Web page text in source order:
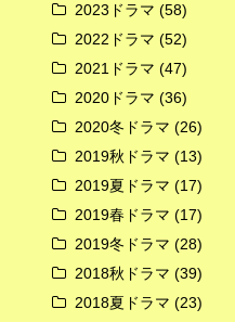
2023ドラマ (58)
2022ドラマ (52)
2021ドラマ (47)
2020ドラマ (36)
2020冬ドラマ (26)
2019秋ドラマ (13)
2019夏ドラマ (17)
2019春ドラマ (17)
2019冬ドラマ (28)
2018秋ドラマ (39)
2018夏ドラマ (23)